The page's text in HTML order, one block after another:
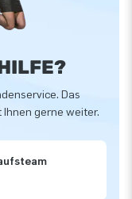
Das
gerne weiter.